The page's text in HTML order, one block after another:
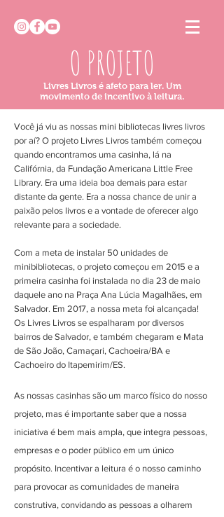
O PROJETO
Livres Livros é afeto para ler. Um
movimento de incentivo à leitura.
Você já viu as nossas mini bibliotecas livres livros
por aí? O projeto Livres Livros também começou
quando encontramos uma casinha, lá na
Califórnia, da Fundação Americana Little Free
Library. Era uma ideia boa demais para estar
distante da gente. Era a nossa chance de unir a
paixão pelos livros e a vontade de oferecer algo
relevante para a sociedade.
Com a meta de instalar 50 unidades de
minibibliotecas, o projeto começou em 2015 e a
primeira casinha foi instalada no dia 23 de maio
daquele ano na Praça Ana Lúcia Magalhães, em
Salvador. Em 2017, a nossa meta foi alcançada!
Os Livres Livros se espalharam por diversos
bairros de Salvador, e também chegaram e Mata
de São João, Camaçari, Cachoeira/BA e
Cachoeiro do Itapemirim/ES.
As nossas casinhas são um marco físico do nosso
projeto, mas é importante saber que a nossa
iniciativa é bem mais ampla, que integra pessoas,
empresas e o poder público em um único
propósito. Incentivar a leitura é o nosso caminho
para provocar as comunidades de maneira
construtiva, convidando as pessoas a olharem